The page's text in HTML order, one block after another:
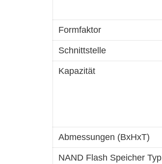
Formfaktor
Schnittstelle
Kapazität
Abmessungen (BxHxT)
NAND Flash Speicher Typ